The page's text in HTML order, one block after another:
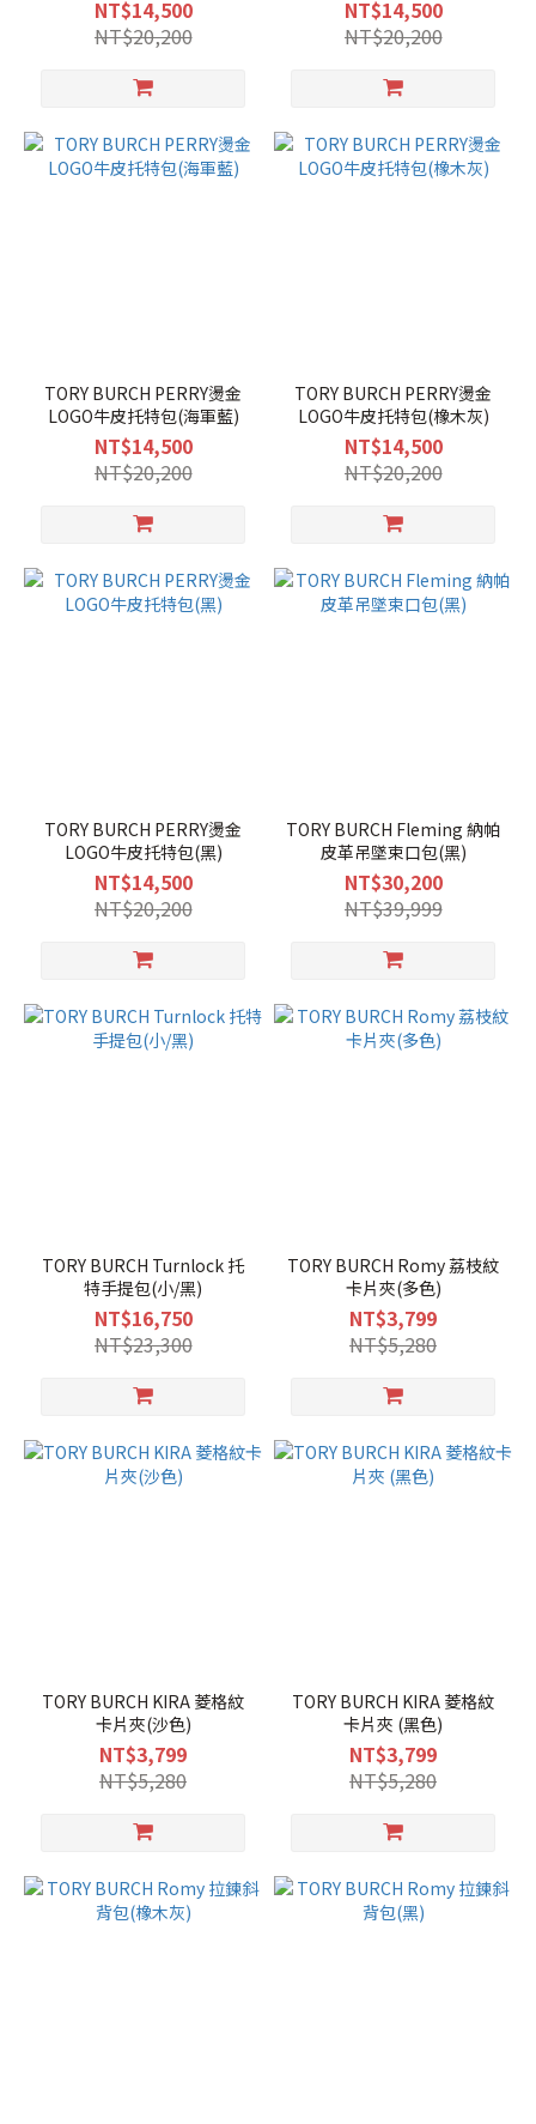
NT$14,500
NT$20,200
NT$14,500
NT$20,200
TORY BURCH PERRY燙金
LOGO牛皮托特包(海軍藍)
NT$14,500
NT$20,200
TORY BURCH PERRY燙金
LOGO牛皮托特包(橡木灰)
NT$14,500
NT$20,200
TORY BURCH PERRY燙金
LOGO牛皮托特包(黑)
NT$14,500
NT$20,200
TORY BURCH Fleming 納帕
皮革吊墜束口包(黑)
NT$30,200
NT$39,999
TORY BURCH Turnlock 托
特手提包(小/黑)
NT$16,750
NT$23,300
TORY BURCH Romy 荔枝紋
卡片夾(多色)
NT$3,799
NT$5,280
TORY BURCH KIRA 菱格紋
卡片夾(沙色)
NT$3,799
NT$5,280
TORY BURCH KIRA 菱格紋
卡片夾 (黑色)
NT$3,799
NT$5,280